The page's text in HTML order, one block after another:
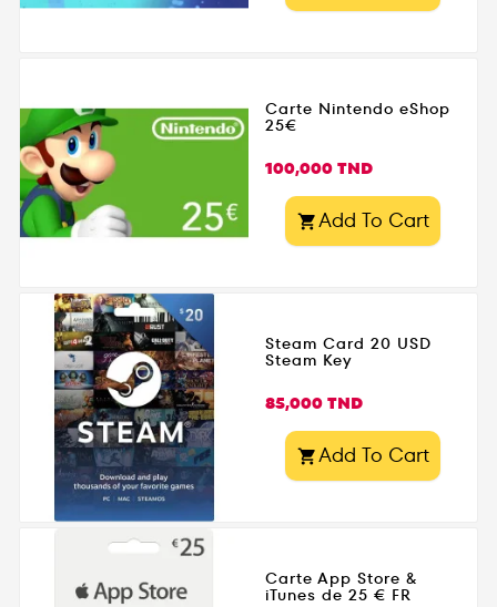
Carte Nintendo eShop
25€
Prix
100,000 TND
Add To Cart
Steam Card 20 USD
Steam Key
Prix
85,000 TND
Add To Cart
Carte App Store &
iTunes de 25 € FR